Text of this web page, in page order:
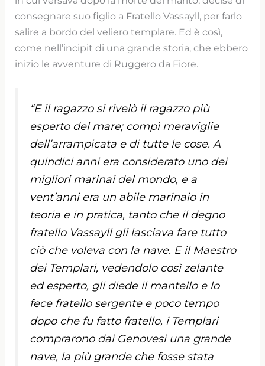
consegnare suo figlio a Fratello Vassayll, per farlo
salire a bordo del veliero templare. Ed è così,
come nell’incipit di una grande storia, che ebbero
inizio le avventure di Ruggero da Fiore.
“E il ragazzo si rivelò il ragazzo più
esperto del mare; compì meraviglie
dell’arrampicata e di tutte le cose. A
quindici anni era considerato uno dei
migliori marinai del mondo, e a
vent’anni era un abile marinaio in
teoria e in pratica, tanto che il degno
fratello Vassayll gli lasciava fare tutto
ciò che voleva con la nave. E il Maestro
dei Templari, vedendolo così zelante
ed esperto, gli diede il mantello e lo
fece fratello sergente e poco tempo
dopo che fu fatto fratello, i Templari
comprarono dai Genovesi una grande
nave, la più grande che fosse stata